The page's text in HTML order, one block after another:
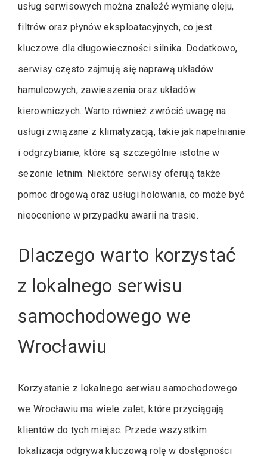
usług serwisowych można znaleźć wymianę oleju,
filtrów oraz płynów eksploatacyjnych, co jest
kluczowe dla długowieczności silnika. Dodatkowo,
serwisy często zajmują się naprawą układów
hamulcowych, zawieszenia oraz układów
kierowniczych. Warto również zwrócić uwagę na
usługi związane z klimatyzacją, takie jak napełnianie
i odgrzybianie, które są szczególnie istotne w
sezonie letnim. Niektóre serwisy oferują także
pomoc drogową oraz usługi holowania, co może być
nieocenione w przypadku awarii na trasie.
Dlaczego warto korzystać
z lokalnego serwisu
samochodowego we
Wrocławiu
Korzystanie z lokalnego serwisu samochodowego
we Wrocławiu ma wiele zalet, które przyciągają
klientów do tych miejsc. Przede wszystkim
lokalizacja odgrywa kluczową rolę w dostępności